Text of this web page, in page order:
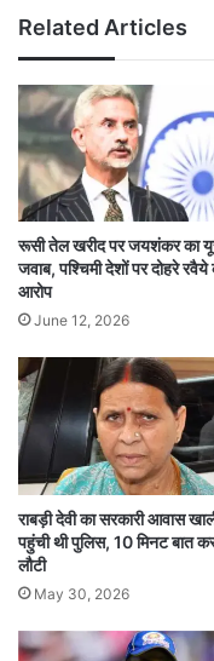
सोशल मीडिया पर आए
ढिंचैक पूजा के इस नए
प्रतिक्रियाएं दे रहे
लिखा कि उन्होंने तो
बात कही थी। वहीं
और इसे पूरा रिलीज
वीडियो पर लाखों
लगातार मीम्स और
लोगों ने इसे ढिंचैक
भी बताया है।
वायरल गानों से मिली
ढिंचैक पूजा ने अपने
Related Articles
रूसी तेल खरीद पर जयशंकर का
जवाब, पश्चिमी देशों पर दोहरे रवैये
आरोप
June 12, 2026
राबड़ी देवी का सरकारी आवास
पहुंची थी पुलिस, 10 मिनट बात
लौटी
May 30, 2026